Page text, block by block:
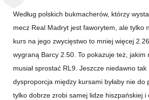
Według polskich bukmacherów, którzy
mecz Real Madryt jest faworytem, ale tylko
kurs na jego zwycięstwo to mniej więcej
wygraną Barcy 2.50. To pokazuje też, jakim
musiał sprostać RL9. Jeszcze niedawno tak
dysproporcja między kursami byłaby nie do
tylko dobrze zrobi samej lidze hiszpańskiej i